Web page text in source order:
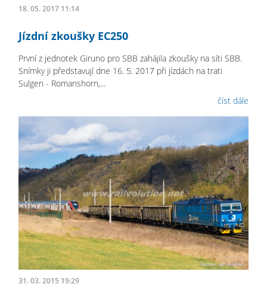
18. 05. 2017 11:14
Jízdní zkoušky EC250
První z jednotek Giruno pro SBB zahájila zkoušky na síti SBB.
Snímky ji představují dne 16. 5. 2017 při jízdách na trati
Sulgen - Romanshorn,...
číst dále
31. 03. 2015 19:29